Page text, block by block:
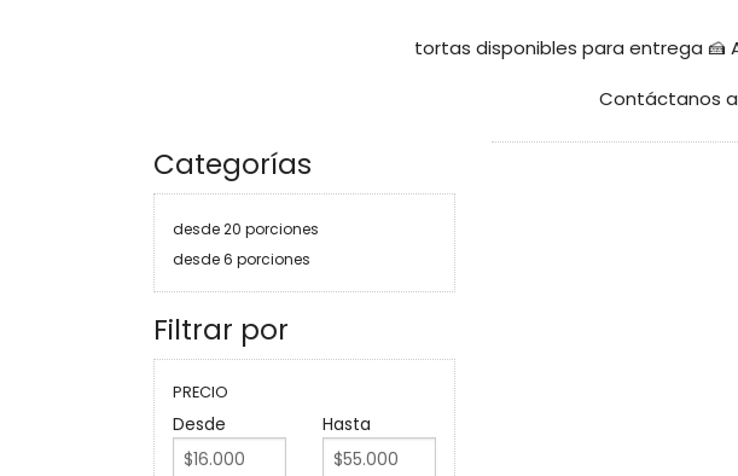
tortas disponibles para entrega 🍰
Contáctanos
Categorías
desde 20 porciones
desde 6 porciones
Filtrar por
PRECIO
Desde Hasta